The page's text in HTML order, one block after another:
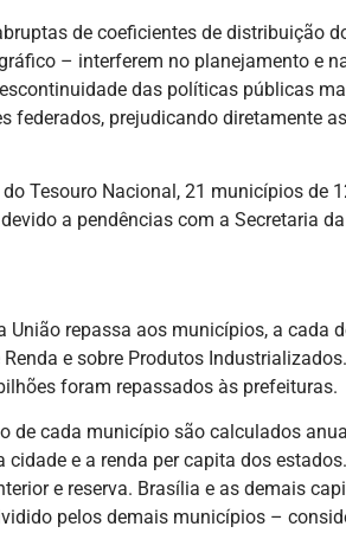
de coeficientes de distribuição
– interferem no planejamento e
das políticas públicas
federados, prejudicando diretamente
Tesouro Nacional, 21 municípios de
a pendências com a Secretaria
União repassa aos municípios, a cada
e sobre Produtos
foram repassados às prefeituras.
de cada município são calculados
cidade e a renda per capita dos
e reserva. Brasília e as demais
pelos demais municípios –